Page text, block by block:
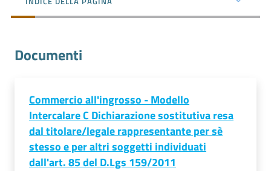
l'impresa
e
territorio
Tutelare
l'Impresa
Consumatore
Documenti
Commercio all'ingrosso - Modello
Intercalare C Dichiarazione sostitutiva resa
dal titolare/legale rappresentante per sè
stesso e per altri soggetti individuati
dall'art. 85 del D.Lgs 159/2011